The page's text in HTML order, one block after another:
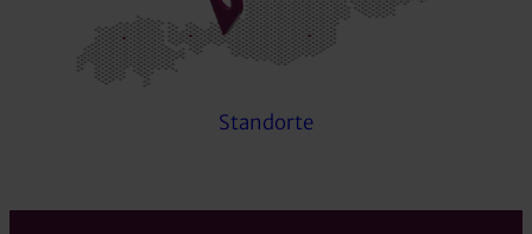
Standorte